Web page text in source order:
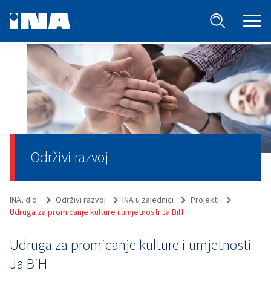
Održivi razvoj
INA, d.d. Održivi razvoj INA u zajednici
Projekti
Udruga za promicanje kulture i umjetnosti Ja BiH
Udruga za promicanje kulture i umjetnosti
Ja BiH